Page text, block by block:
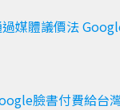
媒體議價法
臉書付費給台